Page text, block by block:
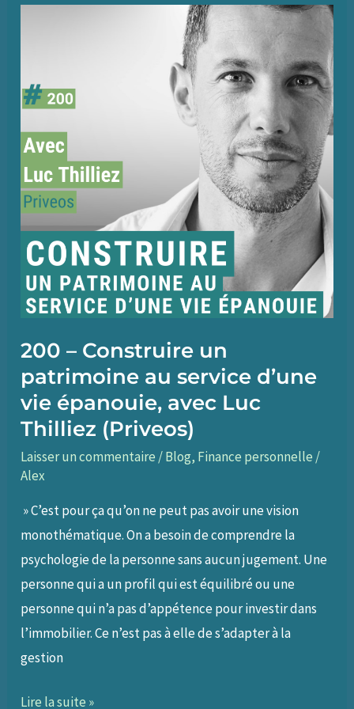
ETF
|
ETFs
#1
(ENG)
avec
Henry
Jim
(Bloomberg
200 – Construire un
patrimoine au service d’une
vie épanouie, avec Luc
Thilliez (Priveos)
Laisser un commentaire /Blog, Finance personnelle /
Alex
» C’est pour ça qu’on ne peut pas avoir une vision
monothématique. On a besoin de comprendre la
psychologie de la personne sans aucun jugement. Une
personne qui a un profil qui est équilibré ou une
personne qui n’a pas d’appétence pour investir dans
l’immobilier. Ce n’est pas à elle de s’adapter à la
gestion
200
Lire la suite »